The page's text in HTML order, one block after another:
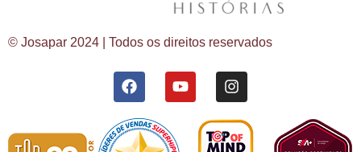
© Josapar 2024 | Todos os direitos reservados